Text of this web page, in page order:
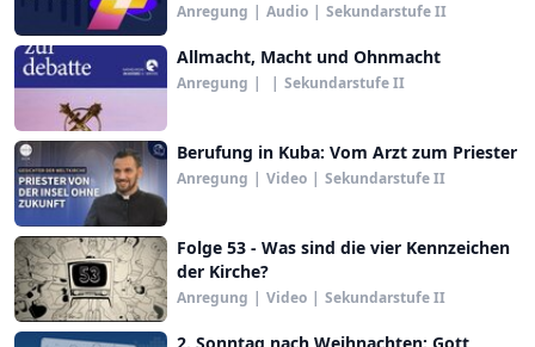
Anregung | Audio | Sekundarstufe II
Allmacht, Macht und Ohnmacht
Anregung | | Sekundarstufe II
Berufung in Kuba: Vom Arzt zum Priester
Anregung | Video | Sekundarstufe II
Folge 53 - Was sind die vier Kennzeichen
der Kirche?
Anregung | Video | Sekundarstufe II